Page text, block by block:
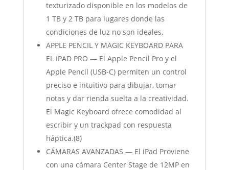
texturizado disponible en los modelos de
1 TB y 2 TB para lugares donde las
condiciones de luz no son ideales.
APPLE PENCIL Y MAGIC KEYBOARD PARA
EL IPAD PRO — El Apple Pencil Pro y el
Apple Pencil (USB-C) permiten un control
preciso e intuitivo para dibujar, tomar
notas y dar rienda suelta a la creatividad.
El Magic Keyboard ofrece comodidad al
escribir y un trackpad con respuesta
háptica.(8)
CÁMARAS AVANZADAS — El iPad Proviene
con una cámara Center Stage de 12MP en